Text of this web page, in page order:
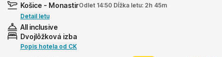
Košice - MonastirOdlet 14:50 Dĺžka letu: 2h 45m
Detail letu
All inclusive
Dvojlôžková izba
Popis hotela od CK